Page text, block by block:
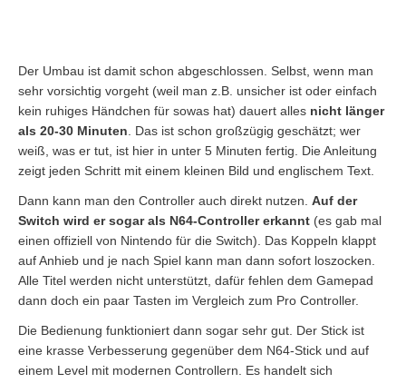
Der Umbau ist damit schon abgeschlossen. Selbst, wenn man
sehr vorsichtig vorgeht (weil man z.B. unsicher ist oder einfach
kein ruhiges Händchen für sowas hat) dauert alles nicht länger
als 20-30 Minuten. Das ist schon großzügig geschätzt; wer
weiß, was er tut, ist hier in unter 5 Minuten fertig. Die Anleitung
zeigt jeden Schritt mit einem kleinen Bild und englischem Text.
Dann kann man den Controller auch direkt nutzen. Auf der
Switch wird er sogar als N64-Controller erkannt (es gab mal
einen offiziell von Nintendo für die Switch). Das Koppeln klappt
auf Anhieb und je nach Spiel kann man dann sofort loszocken.
Alle Titel werden nicht unterstützt, dafür fehlen dem Gamepad
dann doch ein paar Tasten im Vergleich zum Pro Controller.
Die Bedienung funktioniert dann sogar sehr gut. Der Stick ist
eine krasse Verbesserung gegenüber dem N64-Stick und auf
einem Level mit modernen Controllern. Es handelt sich